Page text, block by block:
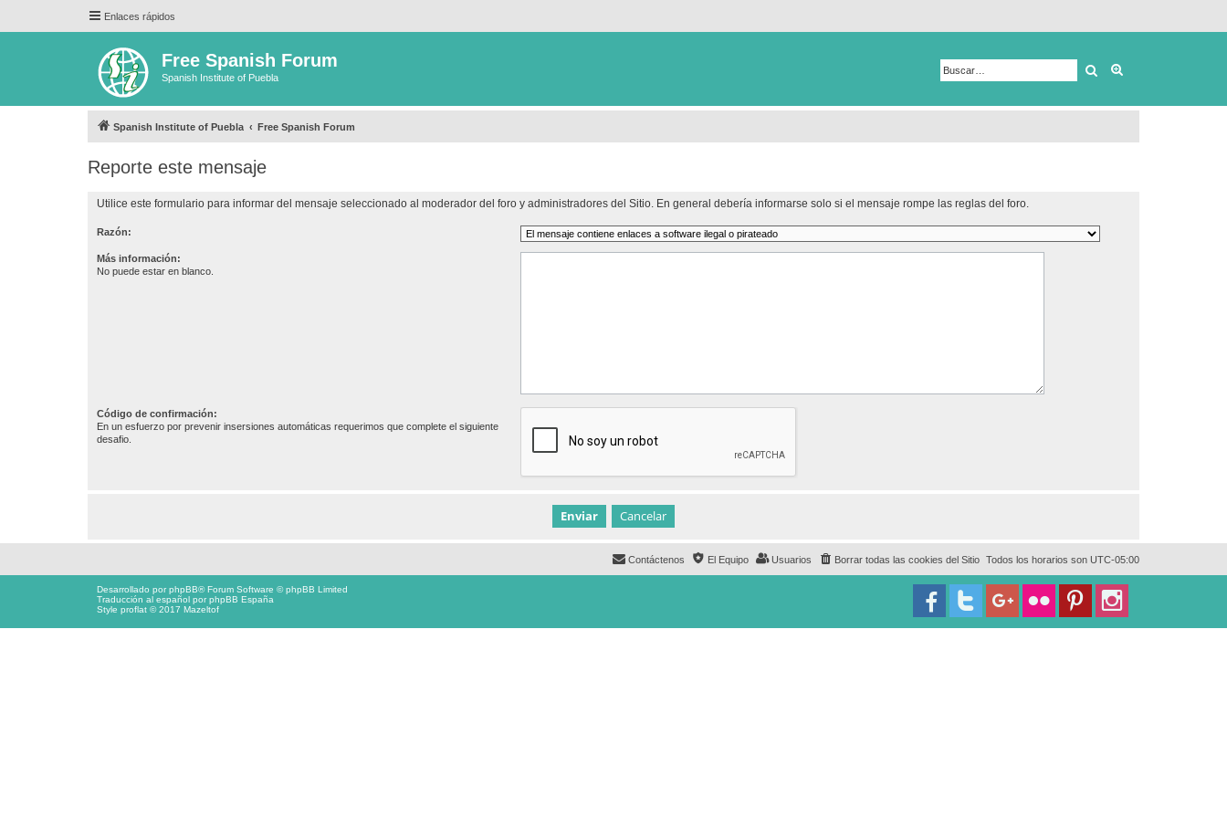
Enlaces rápidos
Free Spanish Forum
Spanish Institute of Puebla Buscar
Spanish Institute of Puebla Free Spanish Forum
Reporte este mensaje
Utilice este formulario para informar del mensaje seleccionado al moderador del foro y administradores del Sitio. En general debería informarse solo si el mensaje rompe las reglas del foro.
Razón:
Más información:
No puede estar en blanco.
Código de confirmación:
En un esfuerzo por prevenir insersiones automáticas requerimos que complete el siguiente
desafio.
Todos los horarios son UTC-05:00
Borrar todas las cookies del Sitio
Usuarios
El Equipo
Contáctenos
Desarrollado porphpBB® Forum Software © phpBB Limited
Traducción al español porphpBB España
Style proflat © 2017 Mazeltof